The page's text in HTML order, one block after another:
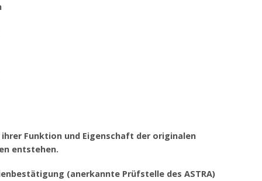
Funktion und Eigenschaft der originalen
entstehen.
(anerkannte Prüfstelle des ASTRA)